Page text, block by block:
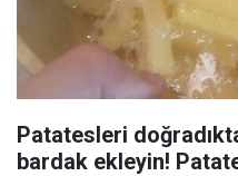
Patatesleri
bardak ekleyin!